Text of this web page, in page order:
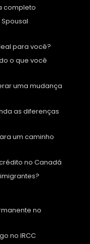
completo
para você?
o que você
uma mudança
as diferenças
um caminho
no Canadá
no
no IRCC